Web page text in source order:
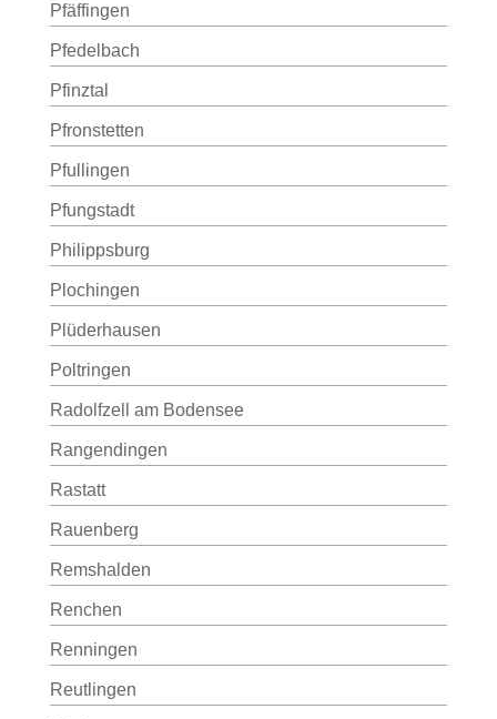
Pfäffingen
Pfedelbach
Pfinztal
Pfronstetten
Pfullingen
Pfungstadt
Philippsburg
Plochingen
Plüderhausen
Poltringen
Radolfzell am Bodensee
Rangendingen
Rastatt
Rauenberg
Remshalden
Renchen
Renningen
Reutlingen